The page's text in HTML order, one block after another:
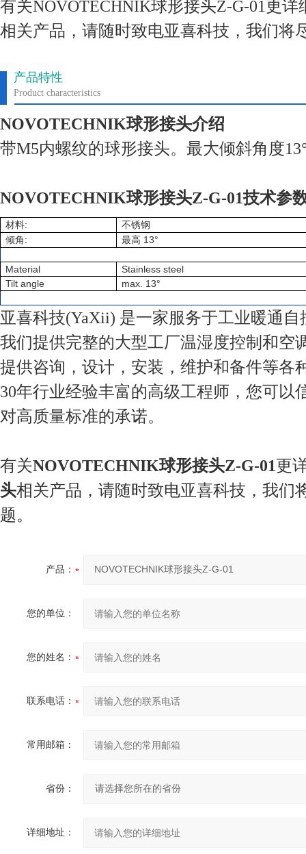
有关NOVOTECHNIK球形接头Z-G-01更
相关产品，请随时致电亚喜科技，我们将
产品特性
Product characteristics
NOVOTECHNIK球形接头介绍
带M5内螺纹的球形接头。最大倾斜角度
NOVOTECHNIK球形接头Z-G-01技术参
材料:
不锈钢
倾角 : 最高 13°
Material
Stainless steel
Tilt angle
max. 13°
亚喜科技(YaXii) 是一家服务于工业暖通自
我们提供完整的大型工厂温湿度控制和空
提供咨询，设计，安装，维护和备件等各
30年行业经验丰富的高级工程师，您可以
对高质量标准的承诺。
有关NOVOTECHNIK球形接头Z-G-01更
头相关产品，请随时致电亚喜科技，我们
题。
产品：
您的单位：
您的姓名：
联系电话：
常用邮箱：
省份：
详细地址：